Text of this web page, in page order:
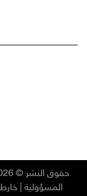
حقوق النشر ©
المسؤولية|